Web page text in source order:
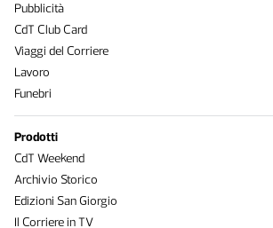
Pubblicità
CdT Club Card
Viaggi del Corriere
Lavoro
Funebri
Prodotti
CdT Weekend
Archivio Storico
Edizioni San Giorgio
Il Corriere in TV